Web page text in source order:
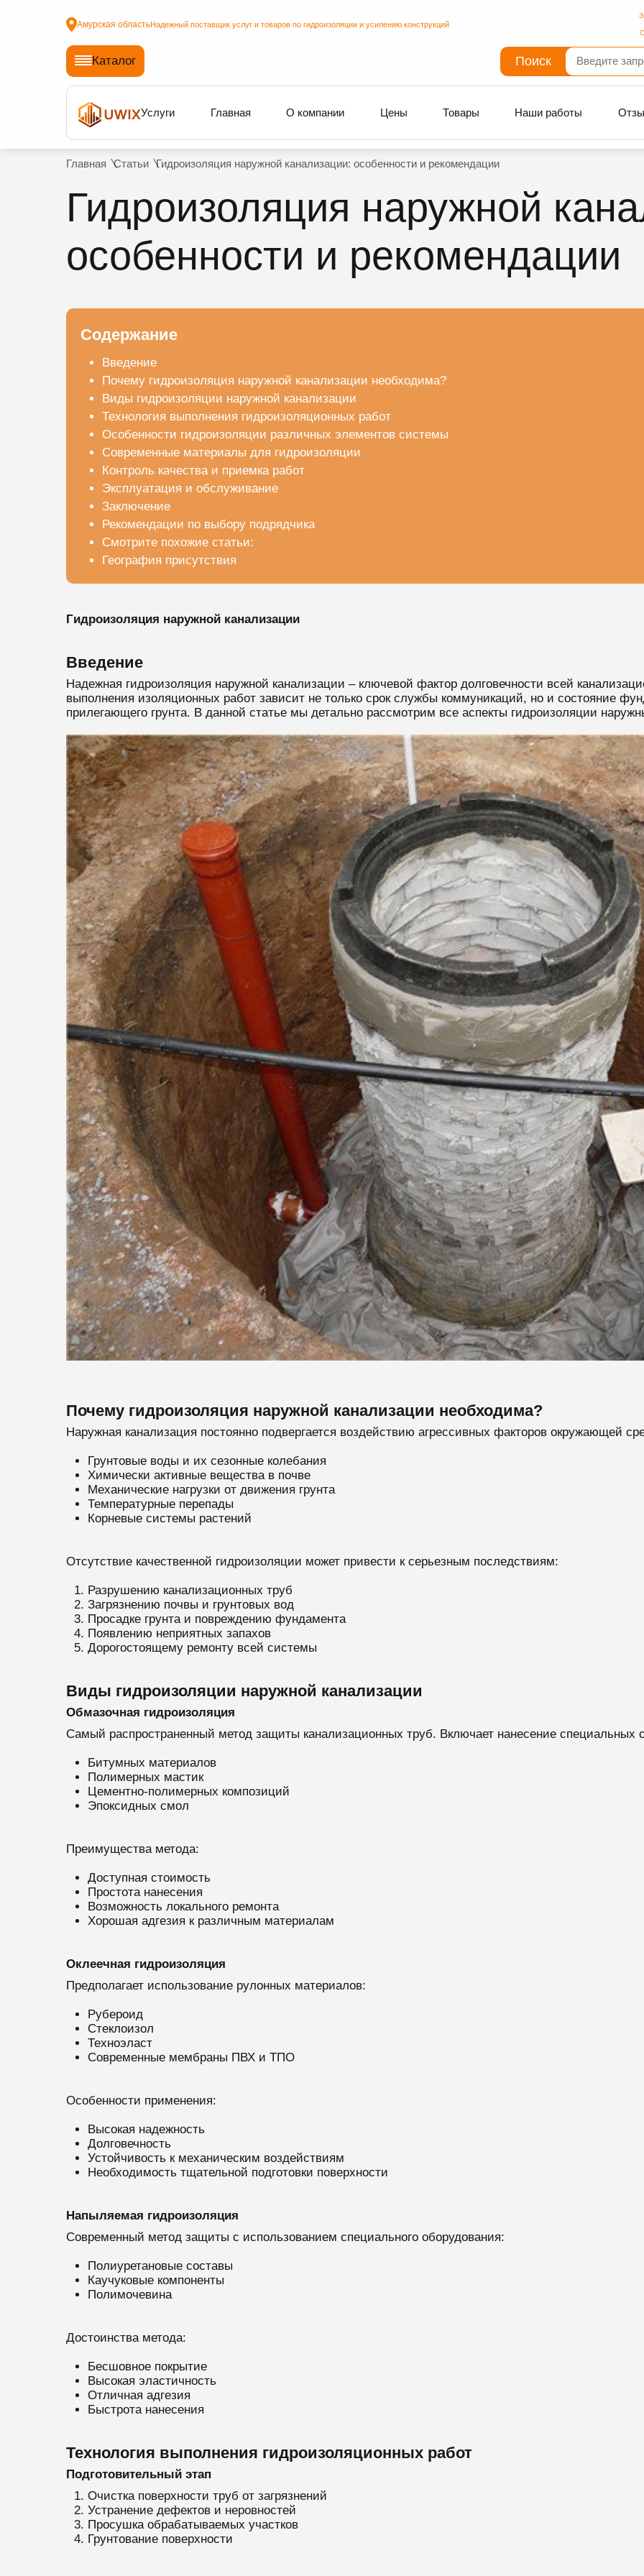
Амурская областьНадежный поставщик услуг и товаров по гидроизоляции и усилению конструкций
Каталог Поиск
Услуги Главная О компании Цены Товары Наши работы
Главная Статьи Гидроизоляция наружной канализации: особенности и рекомендации
Гидроизоляция наружной
особенности и рекомендации
Содержание
Введение
Почему гидроизоляция наружной канализации необходима?
Виды гидроизоляции наружной канализации
Технология выполнения гидроизоляционных работ
Особенности гидроизоляции различных элементов системы
Современные материалы для гидроизоляции
Контроль качества и приемка работ
Эксплуатация и обслуживание
Заключение
Рекомендации по выбору подрядчика
Смотрите похожие статьи:
География присутствия
Гидроизоляция наружной канализации
Введение
Надежная гидроизоляция наружной канализации – ключевой фактор долговечности всей
выполнения изоляционных работ зависит не только срок службы коммуникаций, но и состояние
прилегающего грунта. В данной статье мы детально рассмотрим все аспекты гидроизоляции
Почему гидроизоляция наружной канализации необходима?
Наружная канализация постоянно подвергается воздействию агрессивных факторов окружающей
Грунтовые воды и их сезонные колебания
Химически активные вещества в почве
Механические нагрузки от движения грунта
Температурные перепады
Корневые системы растений
Отсутствие качественной гидроизоляции может привести к серьезным последствиям:
Разрушению канализационных труб
Загрязнению почвы и грунтовых вод
Просадке грунта и повреждению фундамента
Появлению неприятных запахов
Дорогостоящему ремонту всей системы
Виды гидроизоляции наружной канализации
Обмазочная гидроизоляция
Самый распространенный метод защиты канализационных труб. Включает нанесение специальных
Битумных материалов
Полимерных мастик
Цементно-полимерных композиций
Эпоксидных смол
Преимущества метода:
Доступная стоимость
Простота нанесения
Возможность локального ремонта
Хорошая адгезия к различным материалам
Оклеечная гидроизоляция
Предполагает использование рулонных материалов:
Рубероид
Стеклоизол
Техноэласт
Современные мембраны ПВХ и ТПО
Особенности применения:
Высокая надежность
Долговечность
Устойчивость к механическим воздействиям
Необходимость тщательной подготовки поверхности
Напыляемая гидроизоляция
Современный метод защиты с использованием специального оборудования:
Полиуретановые составы
Каучуковые компоненты
Полимочевина
Достоинства метода:
Бесшовное покрытие
Высокая эластичность
Отличная адгезия
Быстрота нанесения
Технология выполнения гидроизоляционных работ
Подготовительный этап
Очистка поверхности труб от загрязнений
Устранение дефектов и неровностей
Просушка обрабатываемых участков
Грунтование поверхности